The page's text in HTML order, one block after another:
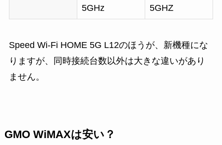
5GHz
5GHZ
Speed Wi-Fi HOME 5G L12のほうが、新機種にな
りますが、同時接続台数以外は大きな違いがあり
ません。
GMO WiMAXは安い？